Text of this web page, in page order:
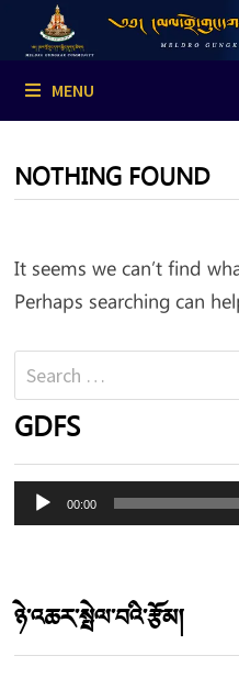
contentMENU
NOTHING FOUND
It seems we can’t find
Perhaps searching can
Search
for:
GDFS
Audio
Player
00:00
ཉེ་འཆར་སྤེལ་བའི་རྩོམ།